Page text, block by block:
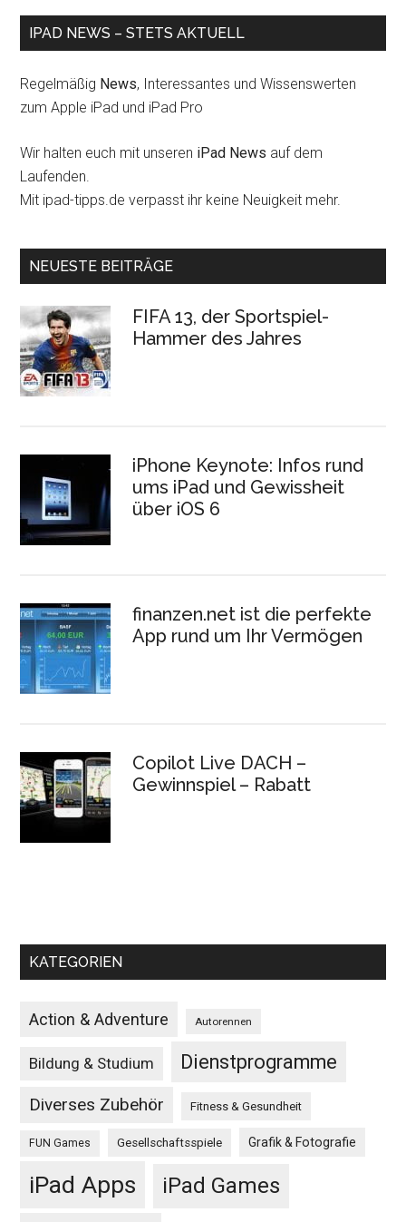
IPAD NEWS – STETS AKTUELL
Regelmäßig News, Interessantes und Wissenswerten
zum Apple iPad und iPad Pro
Wir halten euch mit unseren iPad News auf dem
Laufenden.
Mit ipad-tipps.de verpasst ihr keine Neuigkeit mehr.
NEUESTE BEITRÄGE
FIFA 13, der Sportspiel-
Hammer des Jahres
iPhone Keynote: Infos rund
ums iPad und Gewissheit
über iOS 6
finanzen.net ist die perfekte
App rund um Ihr Vermögen
Copilot Live DACH –
Gewinnspiel – Rabatt
KATEGORIEN
Action & Adventure Autorennen
Bildung & Studium Dienstprogramme
Diverses Zubehör Fitness & Gesundheit
FUN Games Gesellschaftsspiele Grafik & Fotografie
iPad Apps iPad Games